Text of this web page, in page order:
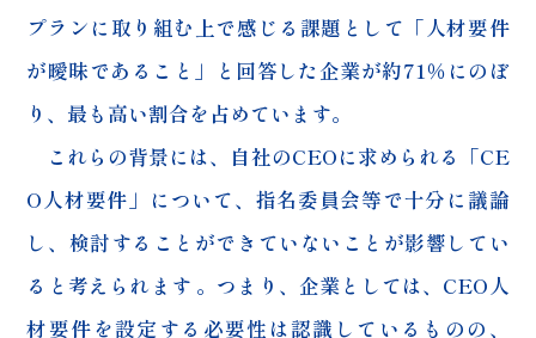
プランに取り組む上で感じる課題として「人材要件
が曖昧であること」と回答した企業が約71％にのぼ
り、最も高い割合を占めています。
これらの背景には、自社のCEOに求められる「CE
O人材要件」について、指名委員会等で十分に議論
し、検討することができていないことが影響してい
ると考えられます 。つまり、企業としては、CEO人
材要件を設定する必要性は認識しているものの、